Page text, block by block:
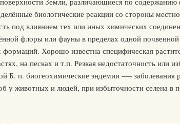
биологические реакции со стороны
под влиянием тех или иных химических
флоры или фауны в пределах одной
Хорошо известна специфическая
на песках и т.п. Резкая недостаточность или
Б. п. биогеохимические эндемии -—
у животных и людей, при избыточности селена в